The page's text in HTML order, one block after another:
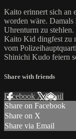
Kaito erinnert sich an
worden wäre. Damals
Uhrenturm zu
Kaito Kid dingfest zu
vom
Shinichi Kudo feiern
Share with friends
Facebook XEmail
Share on Facebook
Share on X
Share via Email